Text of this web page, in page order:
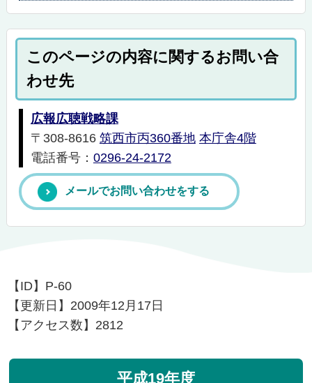
このページの内容に関するお問い合
わせ先
広報広聴戦略課
〒308-8616 筑西市丙360番地 本庁舎4階
電話番号： 0296-24-2172
メールでお問い合わせをする
【ID】 P-60
【更新日】 2009年12月17日
【アクセス数】 2812
平成19年度